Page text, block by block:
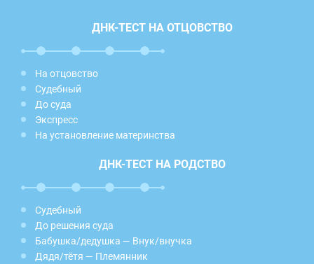
ДНК-ТЕСТ НА ОТЦОВСТВО
На отцовство
Судебный
До суда
Экспресс
На установление материнства
ДНК-ТЕСТ НА РОДСТВО
Судебный
До решения суда
Бабушка/дедушка — Внук/внучка
Дядя/тётя — Племянник